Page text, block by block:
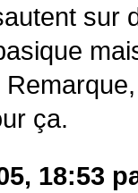
sur
ça.
18:53